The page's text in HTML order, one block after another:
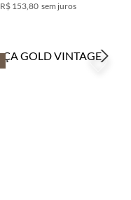
R$ 153,80 sem juros